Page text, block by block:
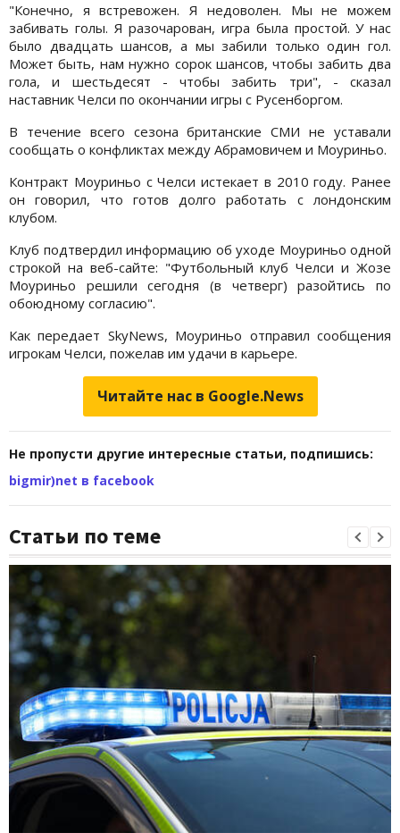
"Конечно, я встревожен. Я недоволен. Мы не можем
забивать голы. Я разочарован, игра была простой. У нас
было двадцать шансов, а мы забили только один гол.
Может быть, нам нужно сорок шансов, чтобы забить два
гола, и шестьдесят - чтобы забить три", - сказал
наставник Челси по окончании игры с Русенборгом.
В течение всего сезона британские СМИ не уставали
сообщать о конфликтах между Абрамовичем и Моуриньо.
Контракт Моуриньо с Челси истекает в 2010 году. Ранее
он говорил, что готов долго работать с лондонским
клубом.
Клуб подтвердил информацию об уходе Моуриньо одной
строкой на веб-сайте: "Футбольный клуб Челси и Жозе
Моуриньо решили сегодня (в четверг) разойтись по
обоюдному согласию".
Как передает SkyNews, Моуриньо отправил сообщения
игрокам Челси, пожелав им удачи в карьере.
Читайте нас в Google.News
Не пропусти другие интересные статьи, подпишись:
bigmir)net в facebook
Статьи по теме